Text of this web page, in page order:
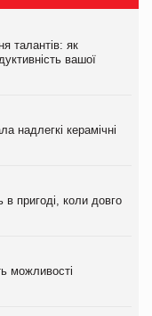
талантів: як
вашої
надлегкі керамічні
в пригоді, коли довго
можливості